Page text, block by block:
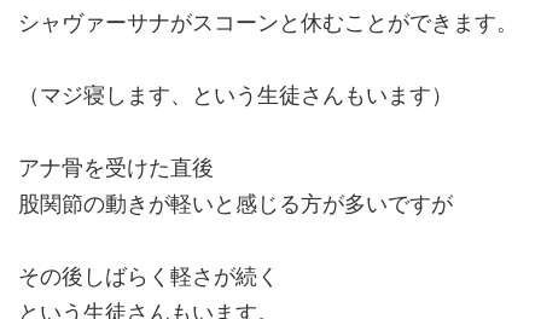
シャヴァーサナがスコーンと休むことができます。
（マジ寝します、という生徒さんもいます）
アナ骨を受けた直後
股関節の動きが軽いと感じる方が多いですが
その後しばらく軽さが続く
という生徒さんもいます。